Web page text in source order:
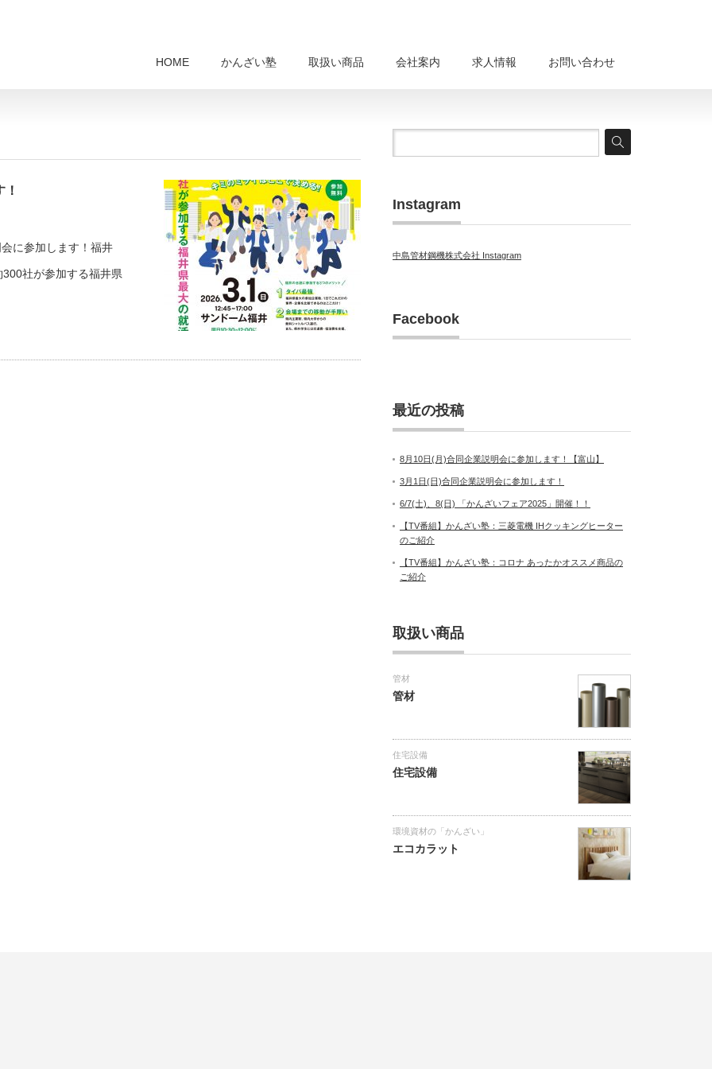
HOME かんざい塾 取扱い商品 会社案内 求人情報 お問い合わせ
に参加します！福井
社が参加する福井県
Instagram
中島管材鋼機株式会社 Instagram
Facebook
最近の投稿
8月10日(月)合同企業説明会に参加します！【富山】
3月1日(日)合同企業説明会に参加します！
6/7(土)、8(日) 「かんざいフェア2025」開催！！
【TV番組】かんざい塾：三菱電機 IHクッキングヒーター
のご紹介
【TV番組】かんざい塾：コロナ あったかオススメ商品の
ご紹介
取扱い商品
管材
管材
住宅設備
住宅設備
環境資材の「かんざい」
エコカラット